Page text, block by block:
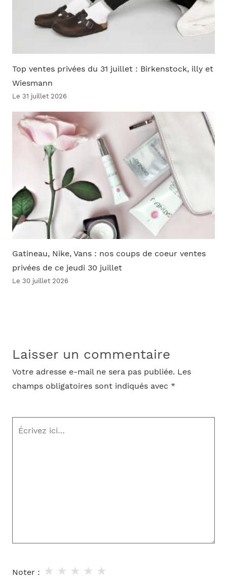
Top ventes privées du 31 juillet : Birkenstock, illy et
Wiesmann
Le 31 juillet 2026
Gatineau, Nike, Vans : nos coups de coeur ventes
privées de ce jeudi 30 juillet
Le 30 juillet 2026
Laisser un commentaire
Votre adresse e-mail ne sera pas publiée. Les
champs obligatoires sont indiqués avec *
Écrivez
Noter : ★
★
★
★
★